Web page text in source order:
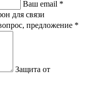
Ваш email *
для связи
предложение *
Защита от